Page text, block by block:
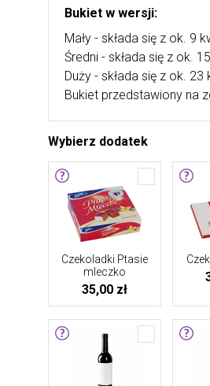
Bukiet w wersji:
Mały - składa się z ok. 9
Średni - składa się z ok.
Duży - składa się z ok.
Bukiet przedstawiony na
Wybierz dodatek
Czekoladki Ptasie
mleczko
35,00 zł